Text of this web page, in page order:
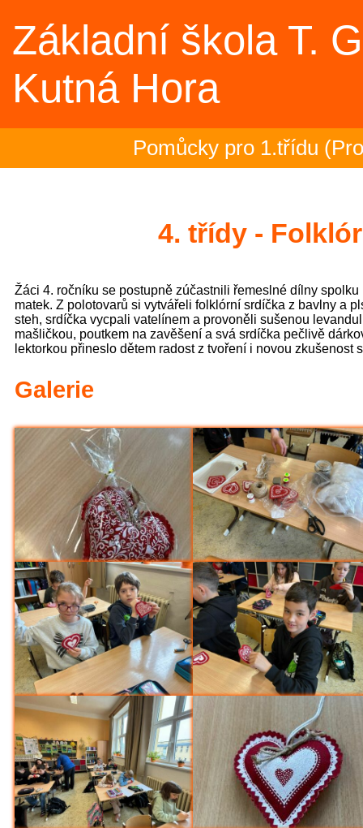
Základní škola T.
Kutná Hora
Pomůcky pro 1.třídu (Pro
Zakončení olympiády -
Třeťáci zakončili plavecký
6.A na výletě v Hradci
Sportovali i nesportovci
Olympijský den pátý -
přehazované pro 1.st
Loučení Ekotýmu
4. třídy -
Žáci 4. ročníku se postupně zúčastnili řemeslné dílny
matek. Z polotovarů si vytvářeli folklórní srdíčka z bavlny a
steh, srdíčka vycpali vatelínem a provoněli sušenou
mašličkou, poutkem na zavěšení a svá srdíčka pečlivě
lektorkou přineslo dětem radost z tvoření i novou zkušenost
Galerie